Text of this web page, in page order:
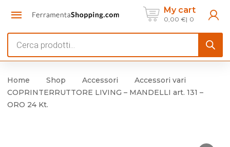
My cart
0,00 € 0
search
Home Shop Accessori
Accessori vari
COPRINTERRUTTORE LIVING – MANDELLI art. 131 –
ORO 24 Kt.